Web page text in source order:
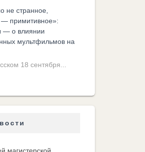
не странное,
примитивное»:
— о влиянии
мультфильмов на
18 сентября...